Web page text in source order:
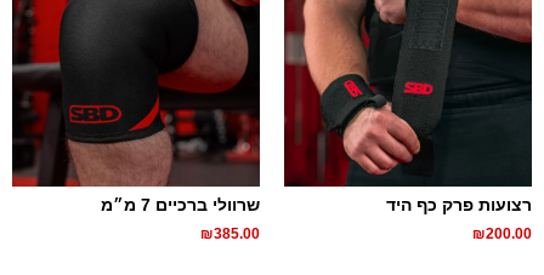
רצועות פרק כף היד
₪200.00
שרוולי ברכיים 7 מ״מ
₪385.00